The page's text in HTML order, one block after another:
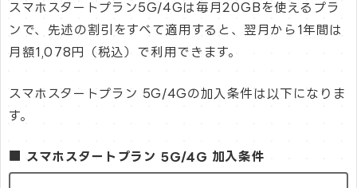
スマホスタートプラン5G/4Gは毎月20GBを使えるプラ
ンで、先述の割引をすべて適用すると、翌月から1年間は
月額1,078円（税込）で利用できます。
スマホスタートプラン 5G/4Gの加入条件は以下になりま
す。
■ スマホスタートプラン 5G/4G 加入条件